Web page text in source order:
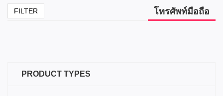
FILTER โทรศัพท์มือถือ
PRODUCT TYPES